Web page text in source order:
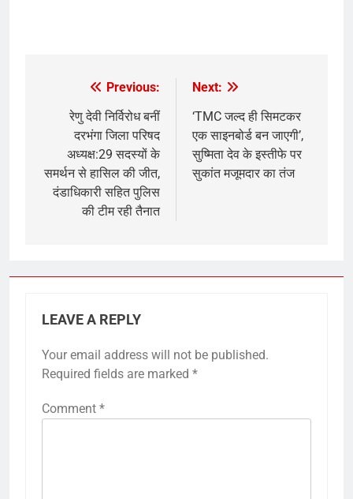
navigation
Previous:
रेणु देवी निर्विरोध बनीं
दरभंगा जिला परिषद
अध्यक्ष:29 सदस्यों के
समर्थन से हासिल की जीत,
दंडाधिकारी सहित पुलिस
की टीम रही तैनात
Next:
‘TMC जल्द ही सिमटकर
एक साइनबोर्ड बन जाएगी’,
सुष्मिता देव के इस्तीफे पर
सुकांत मजूमदार का तंज
LEAVE A REPLY
Your email address will not be published.
Required fields are marked *
Comment *